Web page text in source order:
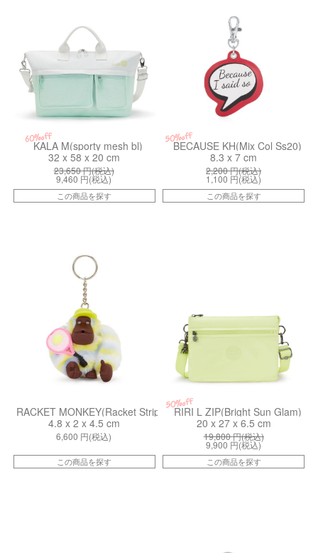
60%off
KALA M(sporty mesh bl)
32 x 58 x 20 cm
23,650円(税込)
9,460 円(税込)
この商品を探す
50%off
BECAUSE KH(Mix Col Ss20)
8.3 x 7 cm
2,200円(税込)
1,100 円(税込)
この商品を探す
RACKET MONKEY(Racket Stripe)
4.8 x 2 x 4.5 cm
6,600 円(税込)
この商品を探す
50%off
RIRI L ZIP(Bright Sun Glam)
20 x 27 x 6.5 cm
19,800円(税込)
9,900 円(税込)
この商品を探す